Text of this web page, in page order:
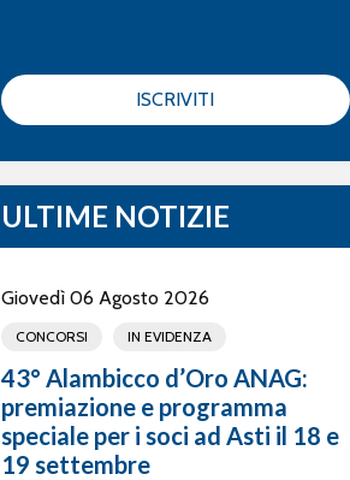
ISCRIVITI
ULTIME NOTIZIE
Giovedì 06 Agosto 2026
CONCORSI IN EVIDENZA
43° Alambicco d’Oro ANAG:
premiazione e programma
speciale per i soci ad Asti il 18 e
19 settembre